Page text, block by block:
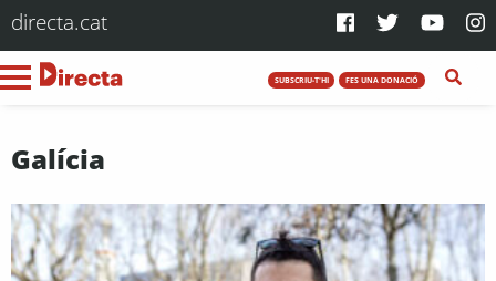
directa.cat
SUBSCRIU-T'HI FES UNA DONACIÓ
Galícia